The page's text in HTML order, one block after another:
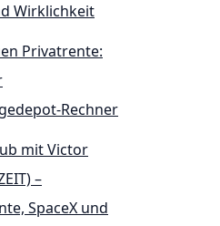
Wirklichkeit
Privatrente:
Rechner
mit Victor
–
SpaceX und